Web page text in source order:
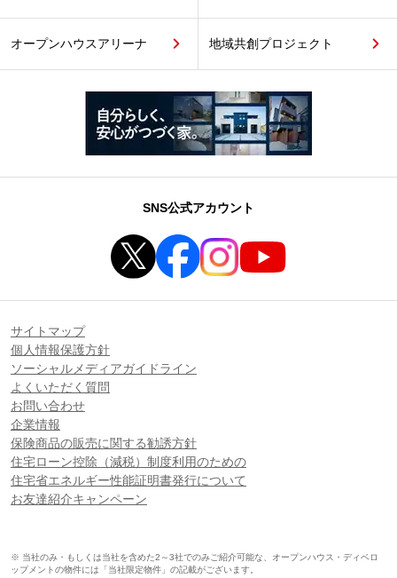
オープンハウスアリーナ 地域共創プロジェクト
SNS公式アカウント
サイトマップ
個人情報保護方針
ソーシャルメディアガイドライン
よくいただく質問
お問い合わせ
企業情報
保険商品の販売に関する勧誘方針
住宅ローン控除（減税）制度利用のための
住宅省エネルギー性能証明書発行について
お友達紹介キャンペーン
※ 当社のみ・もしくは当社を含めた2～3社でのみご紹介可能な、オープンハウス・ディベロ
ップメントの物件には「当社限定物件」の記載がございます。